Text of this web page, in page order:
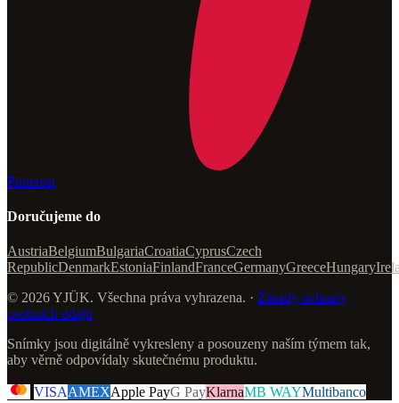
Pinterest
Doručujeme do
AustriaBelgiumBulgariaCroatiaCyprusCzech
RepublicDenmarkEstoniaFinlandFranceGermanyGreeceHungary
© 2026 YJÜK. Všechna práva vyhrazena. · Zásady ochrany
osobních údajů
Snímky jsou digitálně vykresleny a posouzeny naším týmem tak,
aby věrně odpovídaly skutečnému produktu.
VISAAMEXApple PayG PayKlarnaMB WAYMultibanco